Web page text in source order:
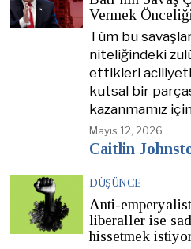
Vermek
Tüm bu
niteliğindeki
ettikleri
kutsal bir
kazanmamız
Mayıs 12, 2026
Caitlin
DÜŞÜNCE
Anti-
liberaller ise
hissetmek